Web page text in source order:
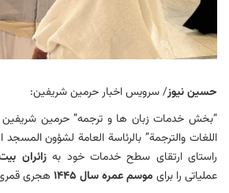
حسین نیوز/ سرویس اخبار حرمین شریفین:
“بخش خدمات زبان ها و ترجمه” حرمین شریفین
اللغات والترجمة” بالرئاسة العامة لشؤون
راستای ارتقای سطح خدمات خود بهزائران
عملیاتی را برای موسم عمره سال ۱۴۴۵
هجری